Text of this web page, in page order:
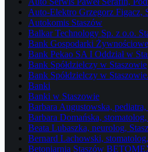
Auto-Elektro Grzegorz Figacz,
Autokomis Staszów
Balkar Technology Sp. z o.o.
Bank Gospodarki
Bank Pekao SA I Oddział w
Bank Spółdzielczy w Staszowie
Bank Spółdzielczy w
Banki
Banki w Staszowie
Barbara Augustowska, pediatra,
Barbara Domańska,
Beata Lubaszka, neurolog,
Bernard Lachowski,
Betoniarnia Staszów